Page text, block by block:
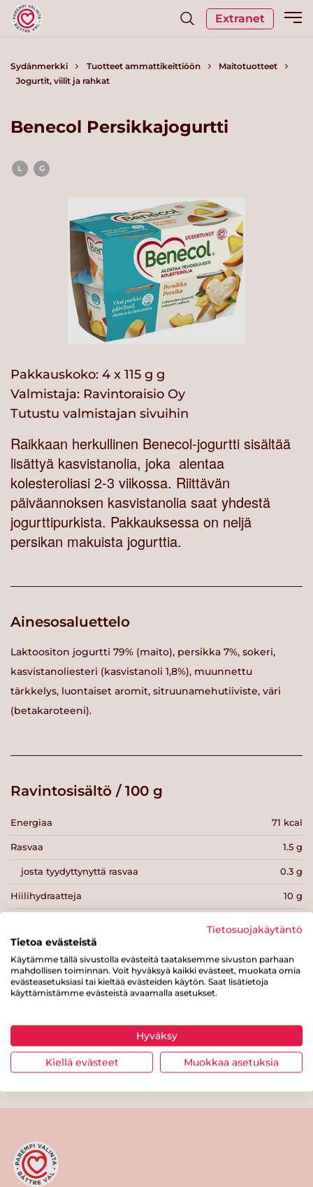
Extranet
Sydänmerkki Tuotteet ammattikeittiöön
Maitotuotteet
Jogurtit, viilit ja rahkat
Benecol Persikkajogurtti
L G
Pakkauskoko: 4 x 115 g g
Valmistaja: Ravintoraisio Oy
Tutustu valmistajan sivuihin
Raikkaan herkullinen Benecol-jogurtti sisältää
lisättyä kasvistanolia, joka alentaa
kolesteroliasi 2-3 viikossa. Riittävän
päiväannoksen kasvistanolia saat yhdestä
jogurttipurkista. Pakkauksessa on neljä
persikan makuista jogurttia.
Ainesosaluettelo
Laktoositon jogurtti 79% (maito), persikka 7%, sokeri,
kasvistanoliesteri (kasvistanoli 1,8%), muunnettu
tärkkelys, luontaiset aromit, sitruunamehutiiviste, väri
(betakaroteeni).
Ravintosisältö / 100 g
Energiaa 71 kcal
Rasvaa 1.5 g
josta tyydyttynyttä rasvaa 0.3 g
Hiilihydraatteja 10 g
Kuitua
Proteiinia 3.8 g
Suolaa
Tulosta sivu Jaa tuote
Tietosuojakäytäntö
Tietoa evästeistä
Käytämme tällä sivustolla evästeitä taataksemme sivuston parhaan
mahdollisen toiminnan. Voit hyväksyä kaikki evästeet, muokata omia
evästeasetuksiasi tai kieltää evästeiden käytön. Saat lisätietoja
käyttämistämme evästeistä avaamalla asetukset.
Hyväksy
Kiellä evästeet Muokkaa asetuksia